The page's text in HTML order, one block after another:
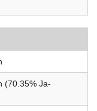
(70.35% Ja-